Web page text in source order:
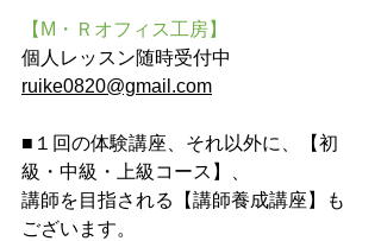
【M・Ｒオフィス工房】
個人レッスン随時受付中
ruike0820@gmail.com
■１回の体験講座、それ以外に、【初
級・中級・上級コース】、
講師を目指される【講師養成講座】も
ございます。